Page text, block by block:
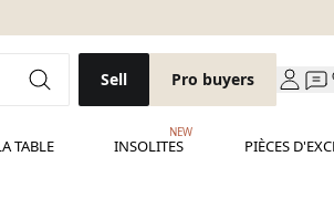
Sell Pro buyers
TABLE INSOLITES
NEW
PIÈCES